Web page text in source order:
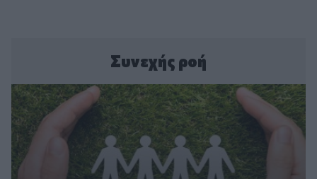
Συνεχής ροή